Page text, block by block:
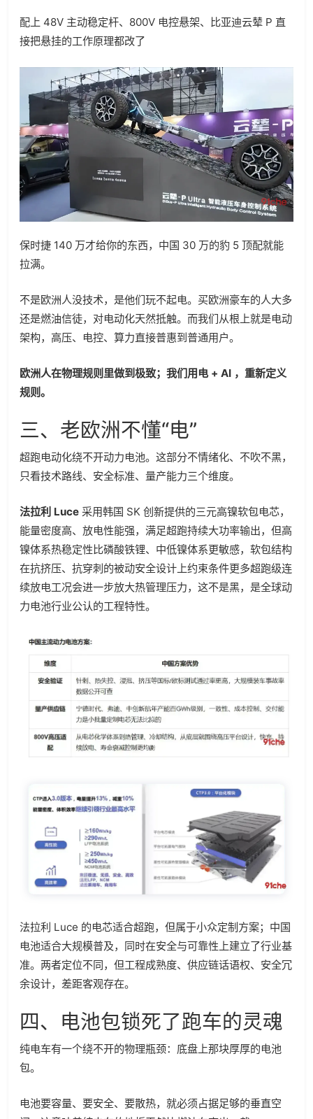
配上 48V 主动稳定杆、800V 电控悬架、比亚迪云辇 P 直
接把悬挂的工作原理都改了
保时捷 140 万才给你的东西，中国 30 万的豹 5 顶配就能
拉满。
不是欧洲人没技术，是他们玩不起电。买欧洲豪车的人大多
还是燃油信徒，对电动化天然抵触。而我们从根上就是电动
架构，高压、电控、算力直接普惠到普通用户。
欧洲人在物理规则里做到极致；我们用电 + AI ，重新定义
规则。
三、老欧洲不懂“电”
超跑电动化绕不开动力电池。这部分不情绪化、不吹不黑，
只看技术路线、安全标准、量产能力三个维度。
法拉利 Luce 采用韩国 SK 创新提供的三元高镍软包电芯，
能量密度高、放电性能强，满足超跑持续大功率输出，但高
镍体系热稳定性比磷酸铁锂、中低镍体系更敏感，软包结构
在抗挤压、抗穿刺的被动安全设计上约束条件更多超跑级连
续放电工况会进一步放大热管理压力，这不是黑，是全球动
力电池行业公认的工程特性。
法拉利 Luce 的电芯适合超跑，但属于小众定制方案；中国
电池适合大规模普及，同时在安全与可靠性上建立了行业基
准。两者定位不同，但工程成熟度、供应链话语权、安全冗
余设计，差距客观存在。
四、电池包锁死了跑车的灵魂
纯电车有一个绕不开的物理瓶颈：底盘上那块厚厚的电池
包。
电池要容量、要安全、要散热，就必须占据足够的垂直空